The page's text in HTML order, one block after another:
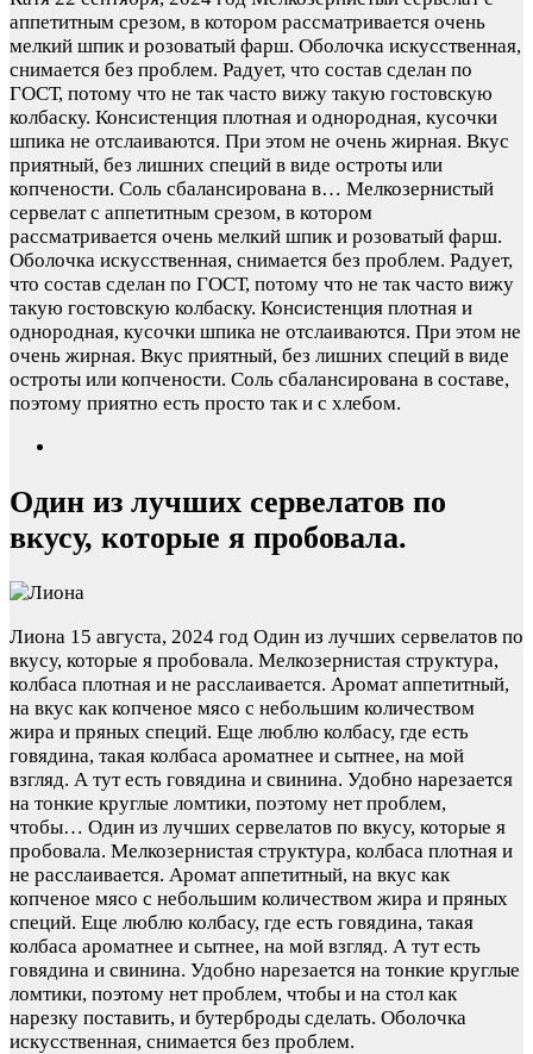
аппетитным срезом, в котором рассматривается очень
мелкий шпик и розоватый фарш. Оболочка искусственная,
снимается без проблем. Радует, что состав сделан по
ГОСТ, потому что не так часто вижу такую гостовскую
колбаску. Консистенция плотная и однородная, кусочки
шпика не отслаиваются. При этом не очень жирная. Вкус
приятный, без лишних специй в виде остроты или
копчености. Соль сбалансирована в… Мелкозернистый
сервелат с аппетитным срезом, в котором
рассматривается очень мелкий шпик и розоватый фарш.
Оболочка искусственная, снимается без проблем. Радует,
что состав сделан по ГОСТ, потому что не так часто вижу
такую гостовскую колбаску. Консистенция плотная и
однородная, кусочки шпика не отслаиваются. При этом не
очень жирная. Вкус приятный, без лишних специй в виде
остроты или копчености. Соль сбалансирована в составе,
поэтому приятно есть просто так и с хлебом.
Один из лучших сервелатов по
вкусу, которые я пробовала.
Лиона 15 августа, 2024 год Один из лучших сервелатов по
вкусу, которые я пробовала. Мелкозернистая структура,
колбаса плотная и не расслаивается. Аромат аппетитный,
на вкус как копченое мясо с небольшим количеством
жира и пряных специй. Еще люблю колбасу, где есть
говядина, такая колбаса ароматнее и сытнее, на мой
взгляд. А тут есть говядина и свинина. Удобно нарезается
на тонкие круглые ломтики, поэтому нет проблем,
чтобы… Один из лучших сервелатов по вкусу, которые я
пробовала. Мелкозернистая структура, колбаса плотная и
не расслаивается. Аромат аппетитный, на вкус как
копченое мясо с небольшим количеством жира и пряных
специй. Еще люблю колбасу, где есть говядина, такая
колбаса ароматнее и сытнее, на мой взгляд. А тут есть
говядина и свинина. Удобно нарезается на тонкие круглые
ломтики, поэтому нет проблем, чтобы и на стол как
нарезку поставить, и бутерброды сделать. Оболочка
искусственная, снимается без проблем.